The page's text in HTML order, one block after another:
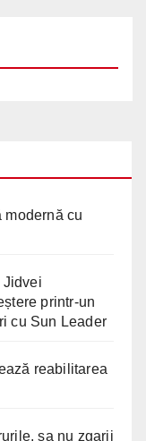
modernă cu
Jidvei
printr-un
cu Sun Leader
reabilitarea
sa nu zgarii